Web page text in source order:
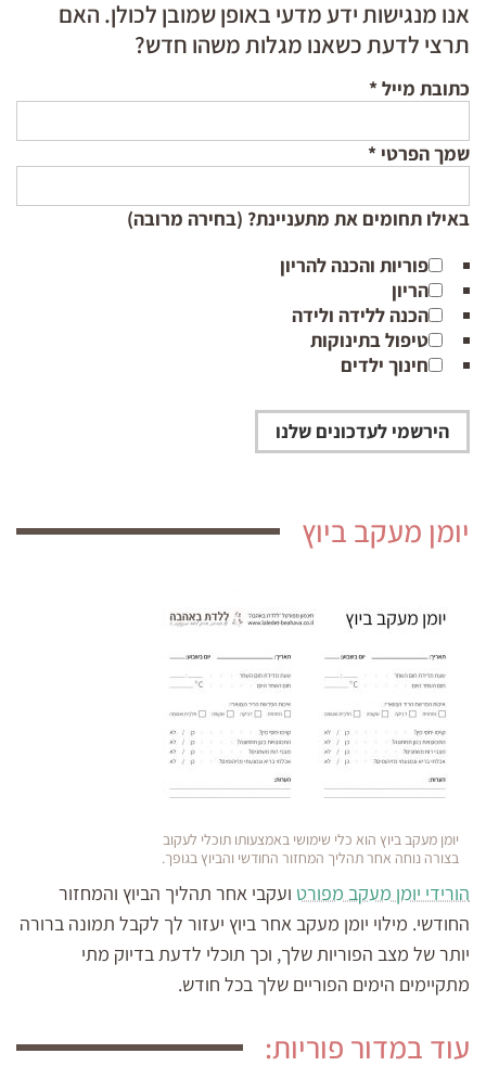
אנו מנגישות ידע מדעי באופן שמובן לכולן. האם
תרצי לדעת כשאנו מגלות משהו חדש?
כתובת מייל*
שמך הפרטי *
באילו תחומים את מתעניינת? (בחירה מרובה)
פוריות והכנה להריון
הריון
הכנה ללידה ולידה
טיפול בתינוקות
חינוך ילדים
יומן מעקב ביוץ
יומן מעקב ביוץ הוא כלי שימושי באמצעותו תוכלי לעקוב
בצורה נוחה אחר תהליך המחזור החודשי והביוץ בגופך.
הורידי יומן מעקב מפורט ועקבי אחר תהליך הביוץ והמחזור
החודשי. מילוי יומן מעקב אחר ביוץ יעזור לך לקבל תמונה ברורה
יותר של מצב הפוריות שלך, וכך תוכלי לדעת בדיוק מתי
מתקיימים הימים הפוריים שלך בכל חודש.
עוד במדור פוריות: